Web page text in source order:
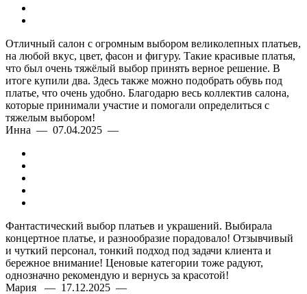
Отличный салон с огромным выбором великолепных платьев,
на любой вкус, цвет, фасон и фигуру. Такие красивые платья,
что был очень тяжёлый выбор принять верное решение. В
итоге купили два. Здесь также можно подобрать обувь под
платье, что очень удобно. Благодарю весь коллектив салона,
которые принимали участие и помогали определиться с
тяжелым выбором!
Инна — 07.04.2025 —
Фантастический выбор платьев и украшений. Выбирала
концертное платье, и разнообразие порадовало! Отзывчивый
и чуткий персонал, тонкий подход под задачи клиента и
бережное внимание! Ценовые категории тоже радуют,
однозначно рекомендую и вернусь за красотой!
Мария — 17.12.2025 —